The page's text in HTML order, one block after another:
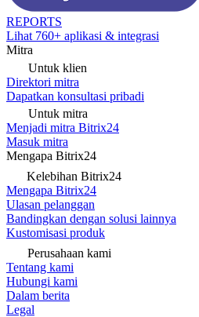
REPORTS
Lihat 760+ aplikasi & integrasi
Mitra
Untuk klien
Direktori mitra
Dapatkan konsultasi pribadi
Untuk mitra
Menjadi mitra Bitrix24
Masuk mitra
Mengapa Bitrix24
Kelebihan Bitrix24
Mengapa Bitrix24
Ulasan pelanggan
Bandingkan dengan solusi lainnya
Kustomisasi produk
Perusahaan kami
Tentang kami
Hubungi kami
Dalam berita
Legal